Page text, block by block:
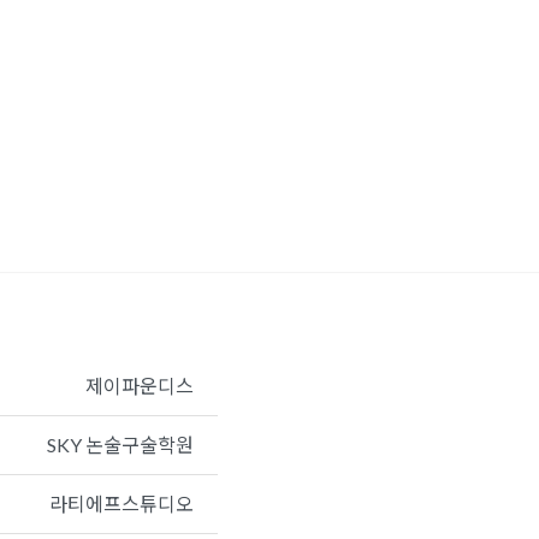
제이파운디스
SKY 논술구술학원
라티에프스튜디오